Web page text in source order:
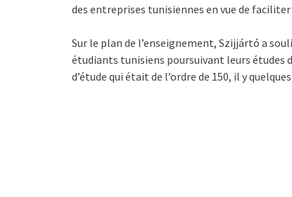
des entreprises tunisiennes en vue de
Sur le plan de l’enseignement, Szijjártó a
étudiants tunisiens poursuivant leurs études
d’étude qui était de l’ordre de 150, il y